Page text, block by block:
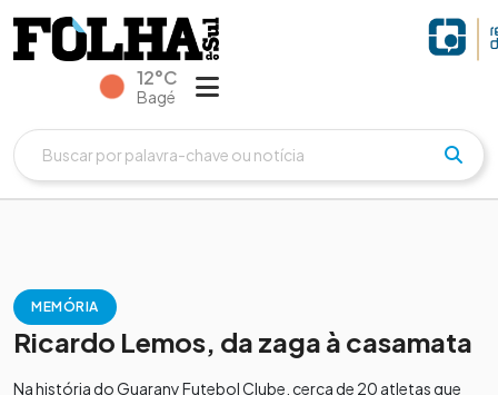
12°C
Bagé
MEMÓRIA
Ricardo Lemos, da zaga à casamata
Na história do Guarany Futebol Clube, cerca de 20 atletas que